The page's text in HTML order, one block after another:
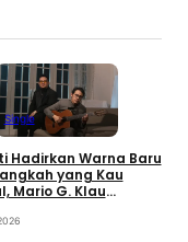
Single
Hadirkan Warna Baru
yang Kau
Mario G. Klau